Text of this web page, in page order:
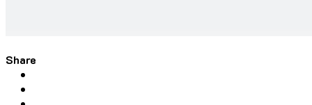
Share